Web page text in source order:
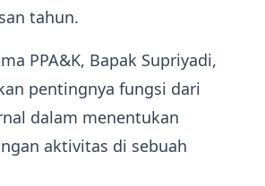
tahun.
PPA&K, Bapak Supriyadi,
pentingnya fungsi dari
dalam menentukan
aktivitas di sebuah